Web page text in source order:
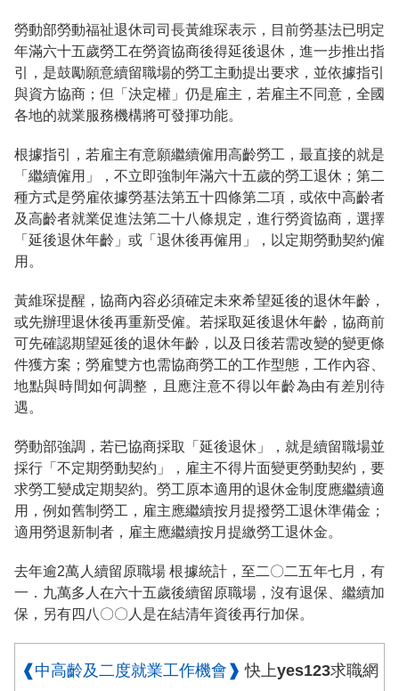
勞動部勞動福祉退休司司長黃維琛表示，目前勞基法已明定
年滿六十五歲勞工在勞資協商後得延後退休，進一步推出指
引，是鼓勵願意續留職場的勞工主動提出要求，並依據指引
與資方協商；但「決定權」仍是雇主，若雇主不同意，全國
各地的就業服務機構將可發揮功能。
根據指引，若雇主有意願繼續僱用高齡勞工，最直接的就是
「繼續僱用」，不立即強制年滿六十五歲的勞工退休；第二
種方式是勞雇依據勞基法第五十四條第二項，或依中高齡者
及高齡者就業促進法第二十八條規定，進行勞資協商，選擇
「延後退休年齡」或「退休後再僱用」，以定期勞動契約僱
用。
黃維琛提醒，協商內容必須確定未來希望延後的退休年齡，
或先辦理退休後再重新受僱。若採取延後退休年齡，協商前
可先確認期望延後的退休年齡，以及日後若需改變的變更條
件獲方案；勞雇雙方也需協商勞工的工作型態，工作內容、
地點與時間如何調整，且應注意不得以年齡為由有差別待
遇。
勞動部強調，若已協商採取「延後退休」，就是續留職場並
採行「不定期勞動契約」，雇主不得片面變更勞動契約，要
求勞工變成定期契約。勞工原本適用的退休金制度應繼續適
用，例如舊制勞工，雇主應繼續按月提撥勞工退休準備金；
適用勞退新制者，雇主應繼續按月提繳勞工退休金。
去年逾2萬人續留原職場 根據統計，至二〇二五年七月，有
一．九萬多人在六十五歲後續留原職場，沒有退保、繼續加
保，另有四八〇〇人是在結清年資後再行加保。
❰中高齡及二度就業工作機會❱ 快上yes123求職網